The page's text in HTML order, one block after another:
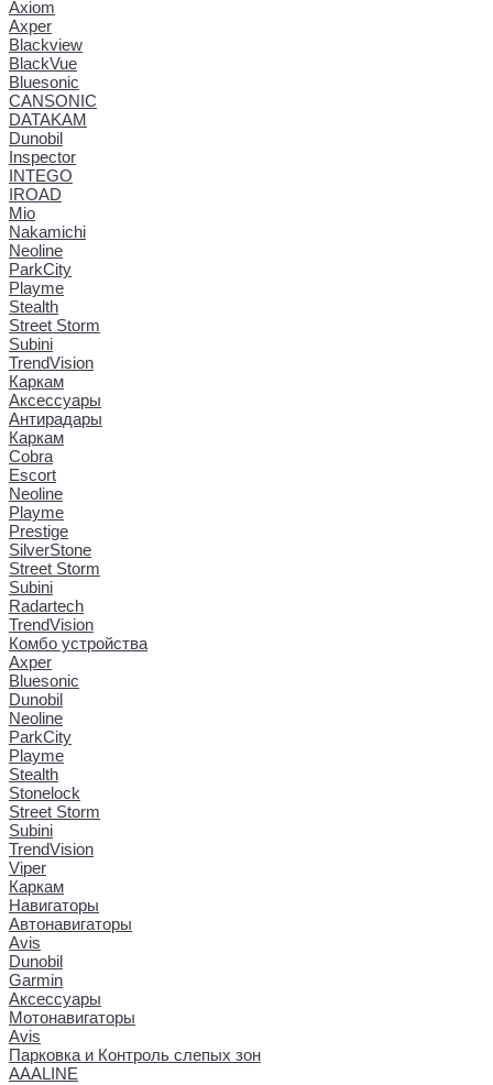
Axiom
Axper
Blackview
BlackVue
Bluesonic
CANSONIC
DATAKAM
Dunobil
Inspector
INTEGO
IROAD
Mio
Nakamichi
Neoline
ParkCity
Playme
Stealth
Street Storm
Subini
TrendVision
Каркам
Аксессуары
Антирадары
Каркам
Cobra
Escort
Neoline
Playme
Prestige
SilverStone
Street Storm
Subini
Radartech
TrendVision
Комбо устройства
Axper
Bluesonic
Dunobil
Neoline
ParkCity
Playme
Stealth
Stonelock
Street Storm
Subini
TrendVision
Viper
Каркам
Навигаторы
Автонавигаторы
Avis
Dunobil
Garmin
Аксессуары
Мотонавигаторы
Avis
Парковка и Контроль слепых зон
AAALINE